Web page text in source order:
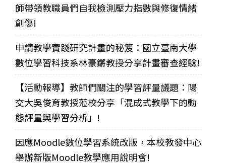
師帶領教職員們自我檢測壓力指數與修復情緒
創傷!
申請教學實踐研究計畫的秘笈：國立臺南大學
數位學習科技系林豪鏘教授分享計畫審查經驗!
【活動報導】教師們關注的學習評量議題：陽
交大吳俊育教授蒞校分享「混成式教學下的動
態評量與學習分析」!
因應Moodle數位學習系統改版，本校教發中心
舉辦新版Moodle教學應用說明會!